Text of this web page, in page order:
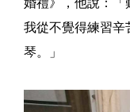
我從不覺得練習辛
琴。」